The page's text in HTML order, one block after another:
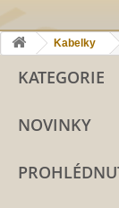
Kabelky
KATEGORIE
NOVINKY